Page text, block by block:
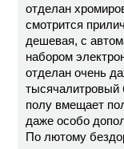
отделан
смотрится
дешевая, с
набором
отделан очень
тысячалитровый
полу вмещает
даже особо
По лютому